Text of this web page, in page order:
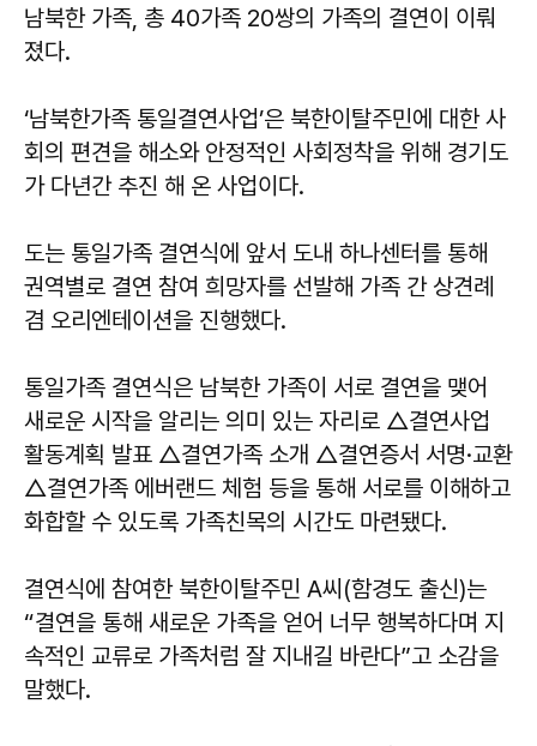
남북한 가족, 총 40가족 20쌍의 가족의 결연이 이뤄
졌다.
‘남북한가족 통일결연사업’은 북한이탈주민에 대한 사
회의 편견을 해소와 안정적인 사회정착을 위해 경기도
가 다년간 추진 해 온 사업이다.
도는 통일가족 결연식에 앞서 도내 하나센터를 통해
권역별로 결연 참여 희망자를 선발해 가족 간 상견례
겸 오리엔테이션을 진행했다.
통일가족 결연식은 남북한 가족이 서로 결연을 맺어
새로운 시작을 알리는 의미 있는 자리로 △결연사업
활동계획 발표 △결연가족 소개 △결연증서 서명·교환
△결연가족 에버랜드 체험 등을 통해 서로를 이해하고
화합할 수 있도록 가족친목의 시간도 마련됐다.
결연식에 참여한 북한이탈주민 A씨(함경도 출신)는
“결연을 통해 새로운 가족을 얻어 너무 행복하다며 지
속적인 교류로 가족처럼 잘 지내길 바란다”고 소감을
말했다.